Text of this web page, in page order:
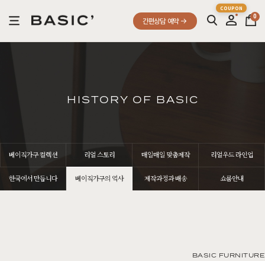
간편상담 예약
0
HISTORY OF BASIC
베이직가구 컬렉션 리얼 스토리 매일매일 맞춤제작 리얼우드 라인업
한국에서 만듭니다 베이직가구의 역사 제작과정과 배송 쇼룸안내
BASIC FURNITURE